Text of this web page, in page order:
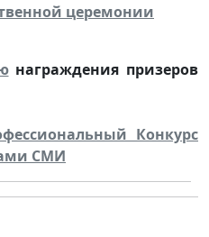
церемонии
награждения призеров
Конкурс
СМИ